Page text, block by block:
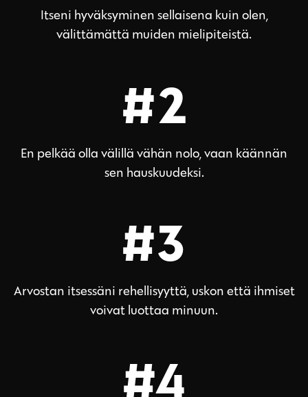
Itseni hyväksyminen sellaisena kuin olen,
välittämättä muiden mielipiteistä.
#2
En pelkää olla välillä vähän nolo, vaan käännän
sen hauskuudeksi.
#3
Arvostan itsessäni rehellisyyttä, uskon että ihmiset
voivat luottaa minuun.
#4